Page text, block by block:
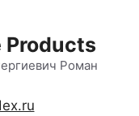
Products
Роман